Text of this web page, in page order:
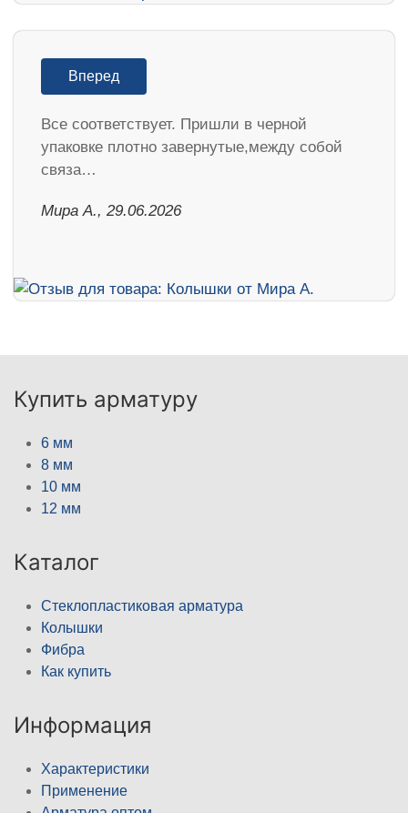
Вперед
Все соответствует. Пришли в черной
упаковке плотно завернутые,между собой
связа…
Мира А., 29.06.2026
Купить арматуру
6 мм
8 мм
10 мм
12 мм
Каталог
Стеклопластиковая арматура
Колышки
Фибра
Как купить
Информация
Характеристики
Применение